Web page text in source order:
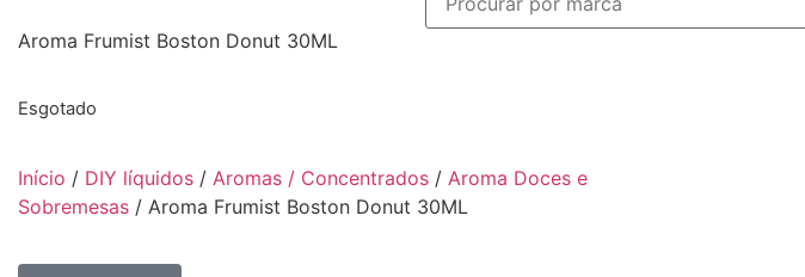
Aroma Frumist Boston Donut 30ML
Esgotado
Início / DIY líquidos / Aromas / Concentrados / Aroma Doces e
Sobremesas / Aroma Frumist Boston Donut 30ML